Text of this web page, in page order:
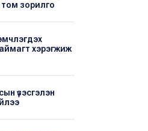
зорилго
хэрэгжиж
үзэсгэлэн